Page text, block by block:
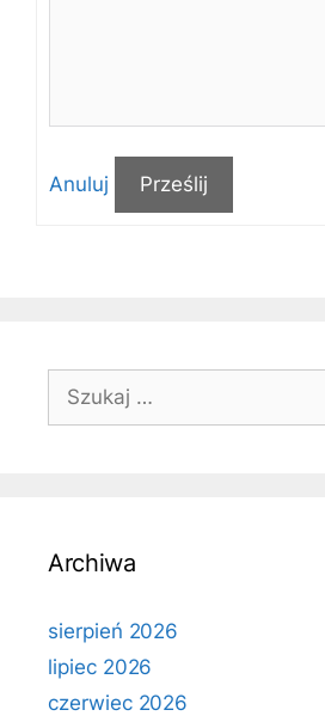
Anuluj Prześlij
Szukaj:
Archiwa
sierpień 2026
lipiec 2026
czerwiec 2026